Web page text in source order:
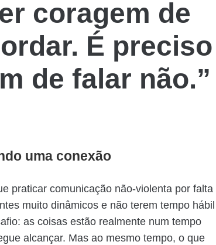
coragem de
É preciso
de falar não.”
uma conexão
praticar comunicação não-violenta por falta
muito dinâmicos e não terem tempo hábil
as coisas estão realmente num tempo
alcançar. Mas ao mesmo tempo, o que